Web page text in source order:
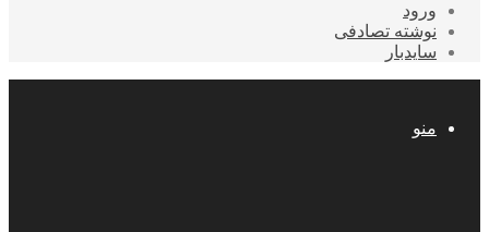
ورود
نوشته تصادفی
سایدبار
منو